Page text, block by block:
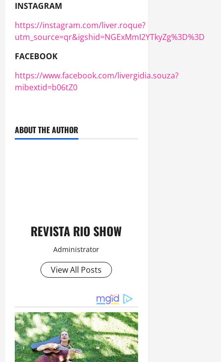
INSTAGRAM
https://instagram.com/liver.roque?
utm_source=qr&igshid=NGExMmI2YTkyZg%3D%3D
FACEBOOK
https://www.facebook.com/livergidia.souza?
mibextid=b06tZ0
ABOUT THE AUTHOR
REVISTA RIO SHOW
Administrator
View All Posts